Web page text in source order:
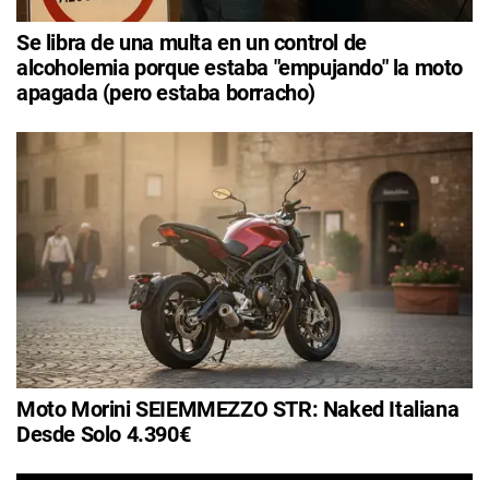
Se libra de una multa en un control de
alcoholemia porque estaba "empujando" la moto
apagada (pero estaba borracho)
Moto Morini SEIEMMEZZO STR: Naked Italiana
Desde Solo 4.390€